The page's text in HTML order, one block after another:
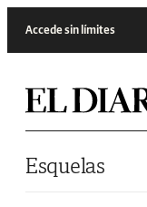
Accede sin límites
Esquelas